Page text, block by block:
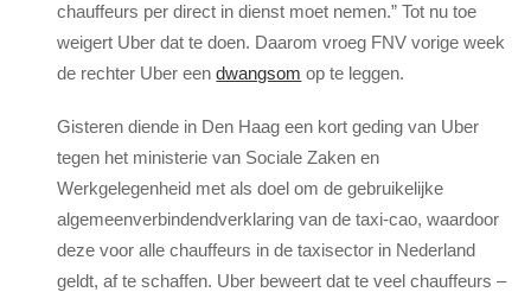
chauffeurs per direct in dienst moet nemen.” Tot nu toe
weigert Uber dat te doen. Daarom vroeg FNV vorige week
de rechter Uber een dwangsom op te leggen.
Gisteren diende in Den Haag een kort geding van Uber
tegen het ministerie van Sociale Zaken en
Werkgelegenheid met als doel om de gebruikelijke
algemeenverbindendverklaring van de taxi-cao, waardoor
deze voor alle chauffeurs in de taxisector in Nederland
geldt, af te schaffen. Uber beweert dat te veel chauffeurs –